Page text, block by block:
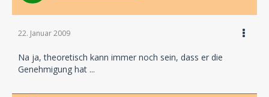
Stuttgart
LH 9-GM
22. Januar 2009
Na ja, theoretisch kann immer noch sein, dass er die
Genehmigung hat ...